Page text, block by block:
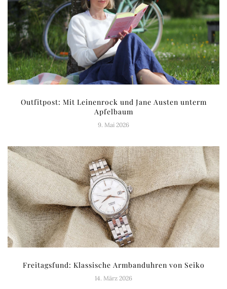
Outfitpost: Mit Leinenrock und Jane Austen unterm
Apfelbaum
9. Mai 2026
Freitagsfund: Klassische Armbanduhren von Seiko
14. März 2026